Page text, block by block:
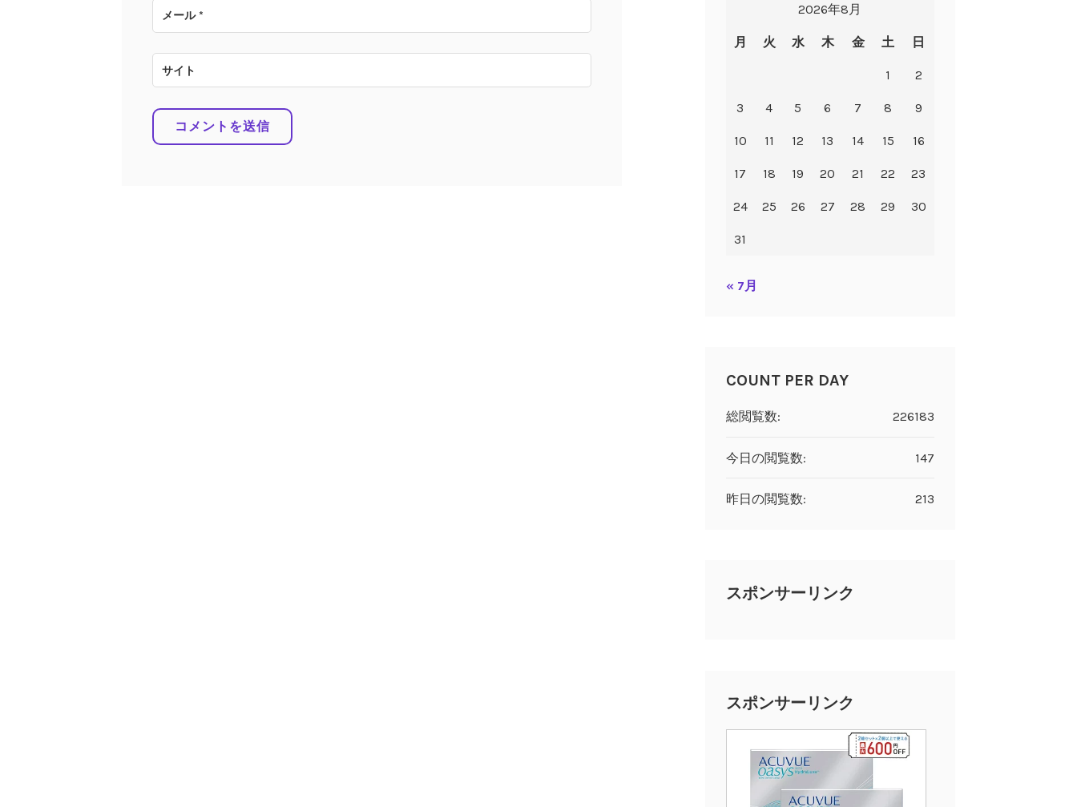
メール*
サイト
2026年8月
月 火 水 木 金 土 日
1 2
3 4 5 6 7 8 9
10 11 12 13 14 15 16
17 18 19 20 21 22 23
24 25 26 27 28 29 30
31
« 7月
COUNT PER DAY
226183
総閲覧数:
147
今日の閲覧数:
213
昨日の閲覧数:
スポンサーリンク
スポンサーリンク